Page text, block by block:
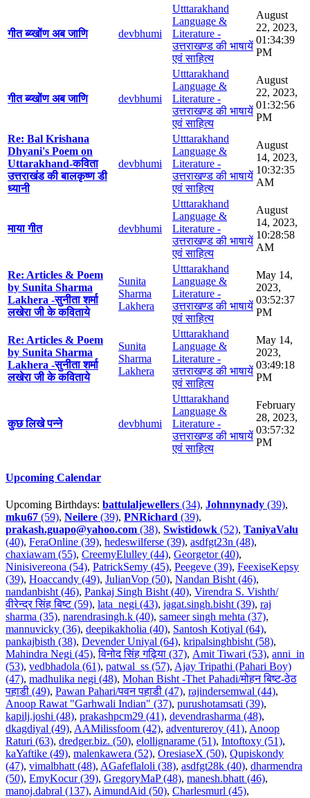
गीत ब्य्खोंण अब जाणि devbhumi
Utttarakhand
Language &
Literature -
उत्तराखण्ड की भाषायें
एवं साहित्य
August
22, 2023,
01:34:39
PM
गीत ब्य्खोंण अब जाणि devbhumi
Utttarakhand
Language &
Literature -
उत्तराखण्ड की भाषायें
एवं साहित्य
August
22, 2023,
01:32:56
PM
Re: Bal Krishana
Dhyani's Poem on
Uttarakhand-कविता
उत्तराखंड की बालकृष्ण डी
ध्यानी
devbhumi
Utttarakhand
Language &
Literature -
उत्तराखण्ड की भाषायें
एवं साहित्य
August
14, 2023,
10:32:35
AM
माया गीत devbhumi
Utttarakhand
Language &
Literature -
उत्तराखण्ड की भाषायें
एवं साहित्य
August
14, 2023,
10:28:58
AM
Re: Articles & Poem
by Sunita Sharma
Lakhera -सुनीता शर्मा
लखेरा जी के कविताये
Sunita
Sharma
Lakhera
Utttarakhand
Language &
Literature -
उत्तराखण्ड की भाषायें
एवं साहित्य
May 14,
2023,
03:52:37
PM
Re: Articles & Poem
by Sunita Sharma
Lakhera -सुनीता शर्मा
लखेरा जी के कविताये
Sunita
Sharma
Lakhera
Utttarakhand
Language &
Literature -
उत्तराखण्ड की भाषायें
एवं साहित्य
May 14,
2023,
03:49:18
PM
कुछ लिखे पन्ने devbhumi
Utttarakhand
Language &
Literature -
उत्तराखण्ड की भाषायें
एवं साहित्य
February
28, 2023,
03:57:32
PM
Upcoming Calendar
Upcoming Birthdays: battulaljewellers (34), Johnnynady (39),
mku67 (59), Neilere (39), PNRichard (39),
prakash.guapo@yahoo.com (38), Swistidowk (52), TaniyaValu
(40), FeraOnline (39), hedeswilferse (39), asdfgt23n (48),
chaxiawam (55), CreemyElulley (44), Georgetor (40),
Ninisivereona (54), PatrickSemy (45), Peegeve (39), FeexiseKepsy
(39), Hoaccandy (49), JulianVop (50), Nandan Bisht (46),
nandanbisht (46), Pankaj Singh Bisht (40), Virendra S. Vishth/
वीरेन्द्र सिंह बिष्ट (59), lata_negi (43), jagat.singh.bisht (39), raj
sharma (35), narendrasingh.k (40), sameer singh mehta (37),
mannuvicky (36), deepikakholia (40), Santosh Kotiyal (64),
pankajbisth (38), Devender Uniyal (64), kripalsinghbisht (58),
Mahindra Negi (45),विनोद सिंह गढ़िया (37), Amit Tiwari (53), anni_in
(53), vedbhadola (61), patwal_ss (57), Ajay Tripathi (Pahari Boy)
(47), madhulika negi (48), Mohan Bisht -Thet Pahadi/मोहन बिष्ट-ठेठ
पहाडी (49), Pawan Pahari/पवन पहाडी (47), rajindersemwal (44),
Anoop Rawat "Garhwali Indian" (37), purushotamsati (39),
kapilj.joshi (48), prakashpcm29 (41), devendrasharma (48),
dkagdiyal (49), AAMilissfoom (42), adventureroy (41), Anoop
Raturi (63), dredger.biz. (50), elollignarame (51), Intoftoxy (51),
kaYaftike (49), malenkawera (52), OresiaseX (50), Qupiskondy
(47), vimalbhatt (48), AGafeflaloli (38), asdfgt28k (40), dharmendra
(50), EmyKocur (39), GregoryMaP (48), manesh.bhatt (46),
manoj.dabral (137), AimundAid (50), Charlesmurl (45),